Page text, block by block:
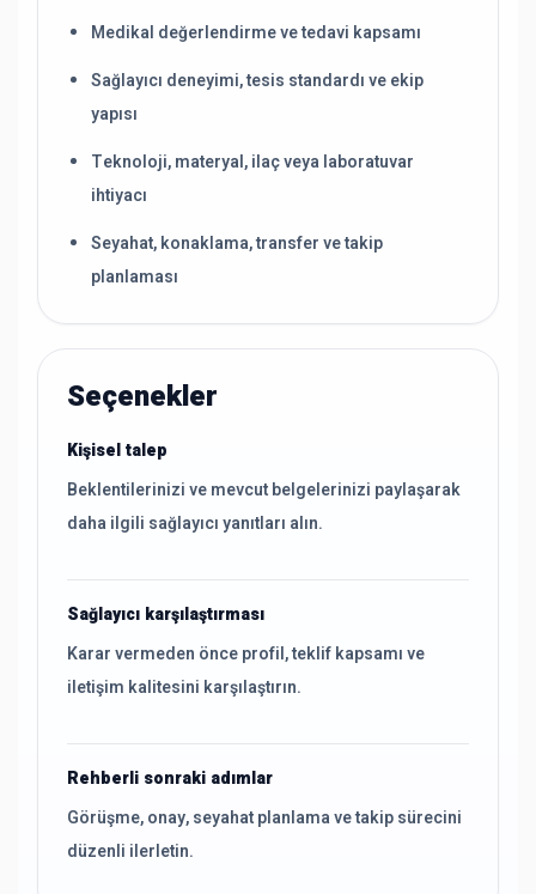
Medikal değerlendirme ve tedavi kapsamı
Sağlayıcı deneyimi, tesis standardı ve ekip
yapısı
Teknoloji, materyal, ilaç veya laboratuvar
ihtiyacı
Seyahat, konaklama, transfer ve takip
planlaması
Seçenekler
Kişisel talep
Beklentilerinizi ve mevcut belgelerinizi paylaşarak
daha ilgili sağlayıcı yanıtları alın.
Sağlayıcı karşılaştırması
Karar vermeden önce profil, teklif kapsamı ve
iletişim kalitesini karşılaştırın.
Rehberli sonraki adımlar
Görüşme, onay, seyahat planlama ve takip sürecini
düzenli ilerletin.